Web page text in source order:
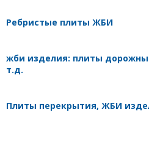
Ребристые плиты ЖБИ
жби изделия: плиты
т.д.
Плиты перекрытия, ЖБИ